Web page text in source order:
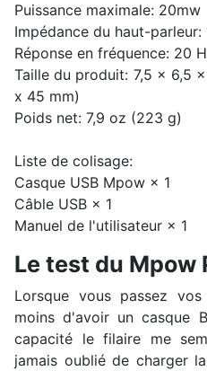
Puissance maximale: 20mw
Impédance du haut-parleur:
Réponse en fréquence: 20
Taille du produit: 7,5 x 6,5
x 45 mm)
Poids net: 7,9 oz (223 g)
Liste de colisage:
Casque USB Mpow × 1
Câble USB × 1
Manuel de l'utilisateur × 1
Le test du Mpow
Lorsque vous passez
moins d'avoir un casque
capacité le filaire me
jamais oublié de charger